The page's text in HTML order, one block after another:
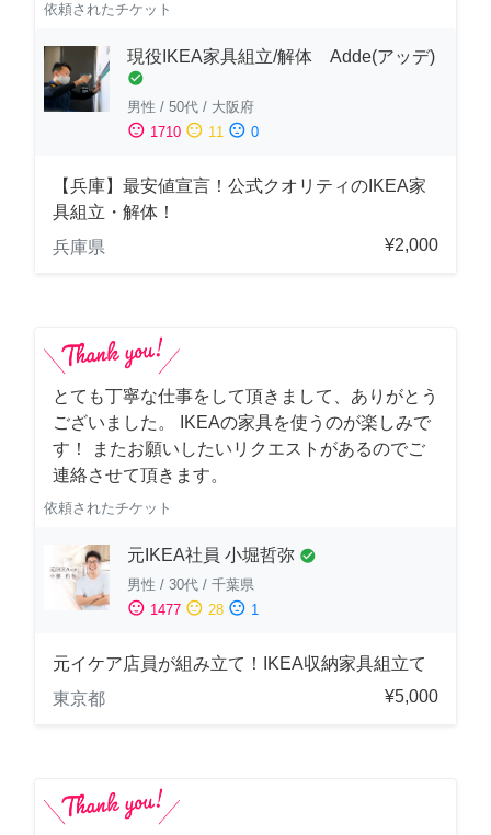
依頼されたチケット
現役IKEA家具組立/解体 Adde(アッデ)
check_circle
男性 / 50代 / 大阪府
sentiment_satisfied 1710 sentiment_neutral 11 sentiment_dissatisfied 0
【兵庫】最安値宣言！公式クオリティのIKEA家
具組立・解体！
兵庫県
¥2,000
とても丁寧な仕事をして頂きまして、ありがとう
ございました。 IKEAの家具を使うのが楽しみで
す！ またお願いしたいリクエストがあるのでご
連絡させて頂きます。
依頼されたチケット
元IKEA社員 小堀哲弥 check_circle
男性 / 30代 / 千葉県
sentiment_satisfied 1477 sentiment_neutral 28 sentiment_dissatisfied 1
元イケア店員が組み立て！IKEA収納家具組立て
東京都
¥5,000